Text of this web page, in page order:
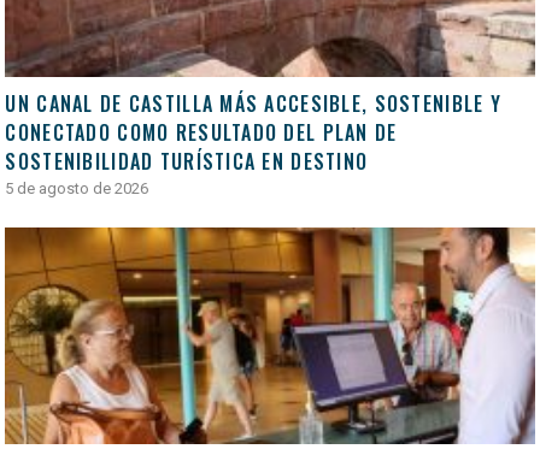
UN CANAL DE CASTILLA MÁS ACCESIBLE, SOSTENIBLE Y
CONECTADO COMO RESULTADO DEL PLAN DE
SOSTENIBILIDAD TURÍSTICA EN DESTINO
5 de agosto de 2026